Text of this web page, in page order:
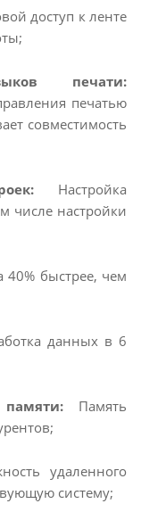
доступ к ленте
печати:
печатью
совместимость
Настройка
числе настройки
40% быстрее, чем
данных в 6
памяти: Память
удаленного
систему;